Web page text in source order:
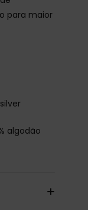
para maior
algodão